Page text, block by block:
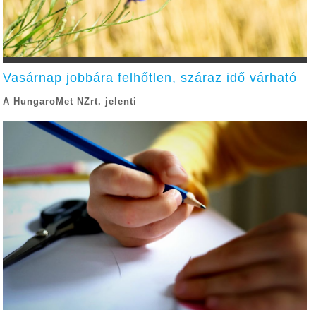
Vasárnap jobbára felhőtlen, száraz idő várható
A HungaroMet NZrt. jelenti